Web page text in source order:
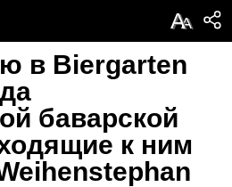
АА
в Biergarten
баварской
к ним